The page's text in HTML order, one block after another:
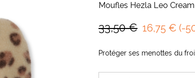
Moufles Hezla Leo
33,50 € 16,75 € (-
Protéger ses menottes du